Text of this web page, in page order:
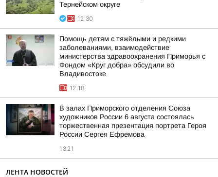
Тернейском округе
12:30
Помощь детям с тяжёлыми и редкими
заболеваниями, взаимодействие
министерства здравоохранения Приморья с
Фондом «Круг добра» обсудили во
Владивостоке
12:18
В залах Приморского отделения Союза
художников России 6 августа состоялась
торжественная презентация портрета Героя
России Сергея Ефремова
13:21
ЛЕНТА НОВОСТЕЙ